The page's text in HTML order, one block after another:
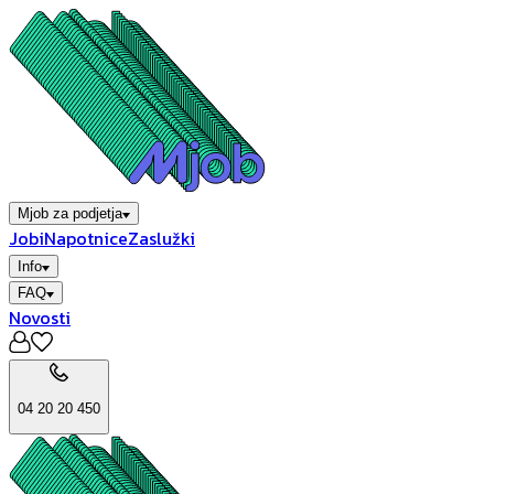
Mjob za podjetja
JobiNapotniceZaslužki
Info
FAQ
Novosti
04 20 20 450